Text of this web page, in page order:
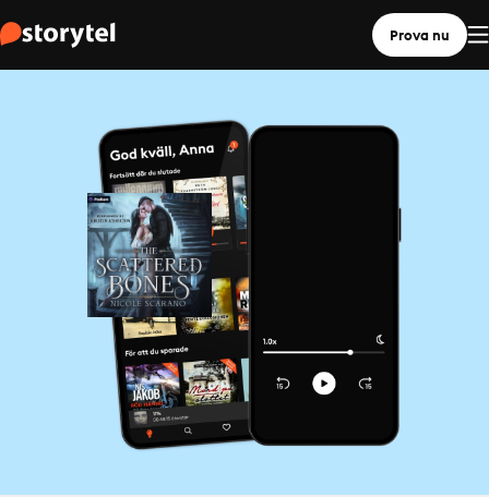
Prova nu